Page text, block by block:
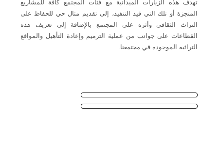
المجتمعية
البحث
والتدريب
تهدف هذه الزيارات الميدانية مع فئات المجتمع كافة للمشاريع
المنجزة أو تلك التي قيد التنفيذ، إلى تقديم مثال حي للحفاظ على
التراث الثقافي وأثره على المجتمع بالإضافة إلى تعريف هذه
القطاعات على جوانب من عملية الترميم وإعادة التأهيل والمواقع
التراثية الموجودة في مجتمعنا.